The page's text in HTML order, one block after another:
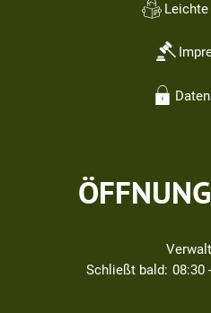
Klicken, um weitere
Schließt bald: 08:30-